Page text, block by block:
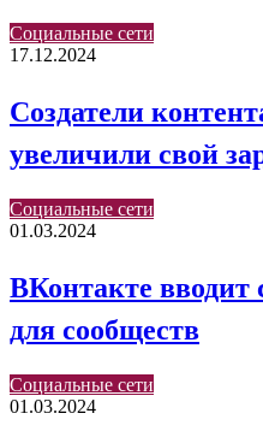
Социальные сети
17.12.2024
Создатели
увеличили свой
Социальные сети
01.03.2024
ВКонтакте вводит
для сообществ
Социальные сети
01.03.2024